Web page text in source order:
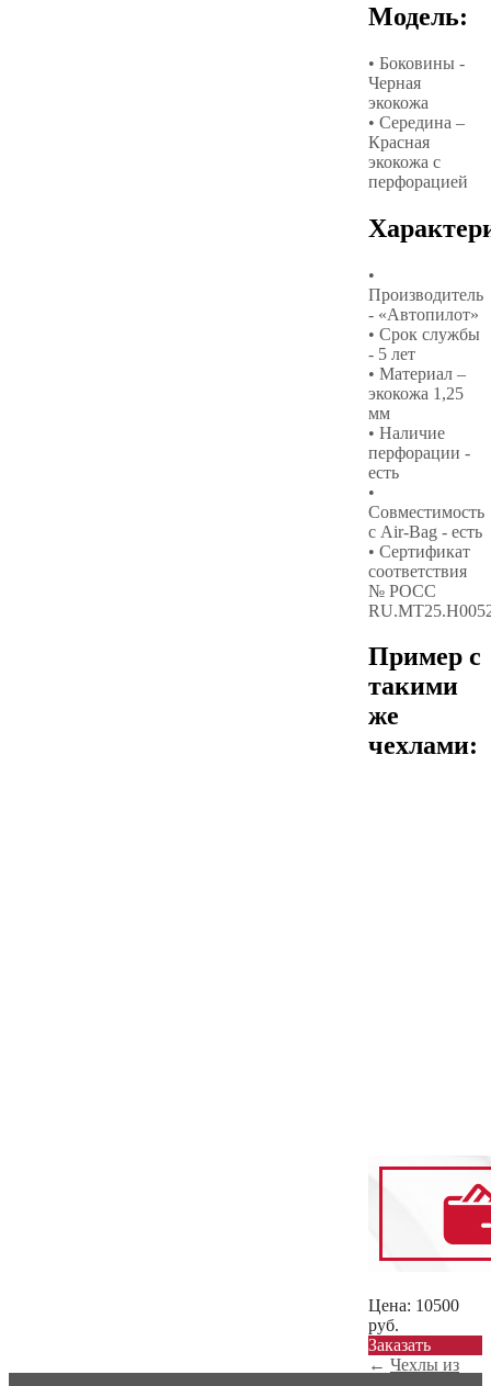
Модель:
• Боковины -
Черная
экокожа
• Середина –
Красная
экокожа с
перфорацией
•
Производитель
- «Автопилот»
• Срок службы
- 5 лет
• Материал –
экокожа 1,25
мм
• Наличие
перфорации -
есть
•
Совместимость
с Air-Bag - есть
• Сертификат
соответствия
№ РОСС
Пример с
такими
же
чехлами:
Цена: 10500
руб.
Заказать
← Чехлы из